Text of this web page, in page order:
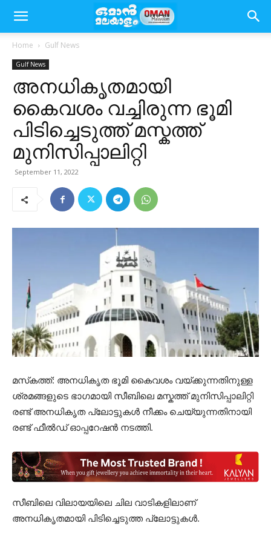
Home Gulf News
Gulf News
അനധികൃതമായി
കൈവശം വച്ചിരുന്ന ഭൂമി
പിടിച്ചെടുത്ത് മസ്കത്ത്
മുനിസിപ്പാലിറ്റി
September 11, 2022
മസ്‌കത്ത്: അനധികൃത ഭൂമി കൈവശം വയ്ക്കുന്നതിനുള്ള
ശ്രമങ്ങളുടെ ഭാഗമായി സീബിലെ മസ്കത്ത് മുനിസിപ്പാലിറ്റി
രണ്ട് അനധികൃത പ്ലോട്ടുകൾ നീക്കം ചെയ്യുന്നതിനായി
രണ്ട് ഫീൽഡ് ഓപ്പറേഷൻ നടത്തി.
സീബിലെ വിലായയിലെ ചില വാടികളിലാണ്
അനധികൃതമായി പിടിച്ചെടുത്ത പ്ലോട്ടുകൾ.